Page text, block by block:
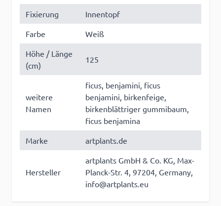
Fixierung
Innentopf
Farbe
Weiß
Höhe / Länge
(cm)
125
weitere
Namen
ficus, benjamini, ficus
benjamini, birkenfeige,
birkenblättriger gummibaum,
ficus benjamina
Marke
artplants.de
Hersteller
artplants GmbH & Co. KG, Max-
Planck-Str. 4, 97204, Germany,
info@artplants.eu